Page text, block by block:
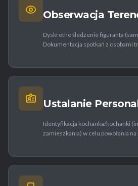
Obserwacja
Dyskretne śledzenie figuranta
Dokumentacja spotkań z osobami
Ustalanie
Identyfikacja kochanka/kochanki
zamieszkania) w celu powołania na